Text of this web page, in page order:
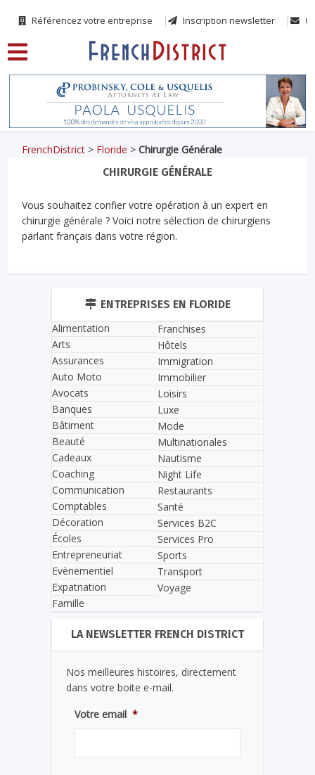
Référencez votre entreprise Inscription newsletter
FrenchDistrict > Floride >Chirurgie Générale
CHIRURGIE GÉNÉRALE
Vous souhaitez confier votre opération à un expert en
chirurgie générale ? Voici notre sélection de chirurgiens
parlant français dans votre région.
ENTREPRISES EN FLORIDE
Alimentation
Arts
Assurances
Auto Moto
Avocats
Banques
Bâtiment
Beauté
Cadeaux
Coaching
Communication
Comptables
Décoration
Écoles
Entrepreneuriat
Evènementiel
Expatriation
Famille
Franchises
Hôtels
Immigration
Immobilier
Loisirs
Luxe
Mode
Multinationales
Nautisme
Night Life
Restaurants
Santé
Services B2C
Services Pro
Sports
Transport
Voyage
LA NEWSLETTER FRENCH DISTRICT
Nos meilleures histoires, directement
dans votre boite e-mail.
Votre email *